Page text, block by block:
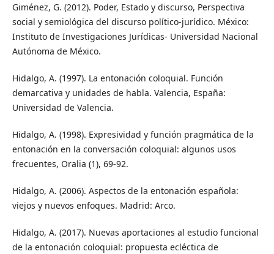
Giménez, G. (2012). Poder, Estado y discurso, Perspectiva
social y semiológica del discurso político-jurídico. México:
Instituto de Investigaciones Jurídicas- Universidad Nacional
Autónoma de México.
Hidalgo, A. (1997). La entonación coloquial. Función
demarcativa y unidades de habla. Valencia, España:
Universidad de Valencia.
Hidalgo, A. (1998). Expresividad y función pragmática de la
entonación en la conversación coloquial: algunos usos
frecuentes, Oralia (1), 69-92.
Hidalgo, A. (2006). Aspectos de la entonación española:
viejos y nuevos enfoques. Madrid: Arco.
Hidalgo, A. (2017). Nuevas aportaciones al estudio funcional
de la entonación coloquial: propuesta ecléctica de